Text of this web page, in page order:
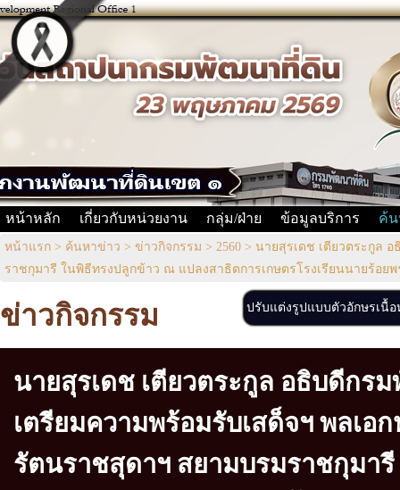
หน้าหลัก เกี่ยวกับหน่วยงาน กลุ่ม/ฝ่าย ข้อมูลบริการ ค้น
หน้าแรก > ค้นหาข่าว > ข่าวกิจกรรม > 2560 > นายสุรเดช เตียวตระกูล
ราชกุมารี ในพิธีทรงปลูกข้าว ณ แปลงสาธิตการเกษตรโรงเรียนนายร้อยพ
ข่าวกิจกรรม
นายสุรเดช เตียวตระกูล อธิบดีก
เตรียมความพร้อมรับเสด็จฯ พลเอ
รัตนราชสุดาฯ สยามบรมราชกุมา
ปรับแต่งรูปแบบตัวอักษรเ